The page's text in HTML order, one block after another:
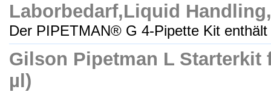
Laborbedarf,Liquid
Der PIPETMAN® G 4-Pipette Kit enthält
Gilson Pipetman L Starterkit
µl)